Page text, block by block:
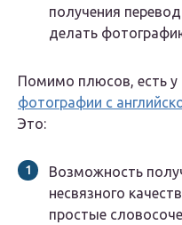
получения
делать
Помимо плюсов, есть у
фотографии с
Это:
Возможность
несвязного
простые